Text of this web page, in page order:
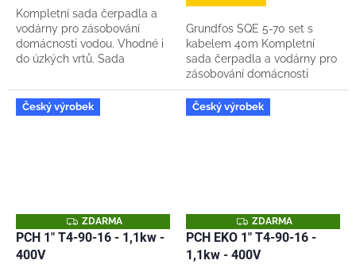
Kompletní sada čerpadla a
vodárny pro zásobování
domácnosti vodou. Vhodné i
do úzkých vrtů. Sada
+ kabel 40m,
elektronickouregulaci na
konstantní...
Grundfos SQE 5-70 set s
kabelem 40m Kompletní
sada čerpadla a vodárny pro
zásobování domácnosti
vodou. Vhodné i do úzkých
vrtů. Sada obsahuje 3“
čerpadlo na 230V + kabel
Český výrobek
Z
D
A
ZDARMA
PCH 1" T4-90-16 - 1,1kw -
400V
Český výrobek
Z
D
R
ZDARMA
PCH EKO 1" T4-90-16 -
1,1kw - 400V